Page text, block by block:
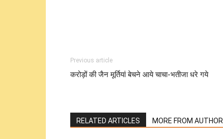
Previous article
करोड़ों की जैन मूर्तियां बेचने आये चाचा-भतीजा धरे गये
RELATED ARTICLES MORE FROM AUTHOR